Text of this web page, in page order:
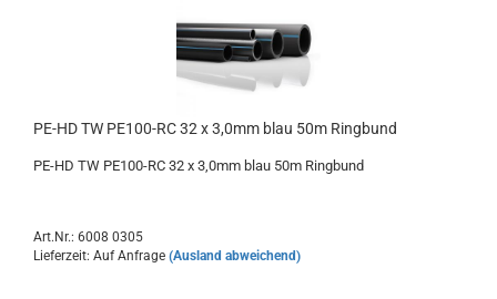
PE-HD TW PE100-RC 32 x 3,0mm blau 50m Ringbund
PE-HD TW PE100-RC 32 x 3,0mm blau 50m Ringbund
Art.Nr.: 6008 0305
Lieferzeit: Auf Anfrage (Ausland abweichend)